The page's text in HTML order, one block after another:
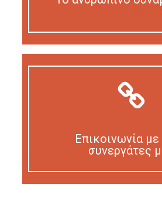
Επικοινωνία
συνεργάτες